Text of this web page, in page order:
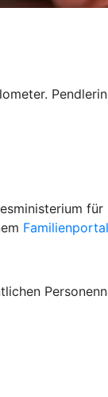
für
Familienportal